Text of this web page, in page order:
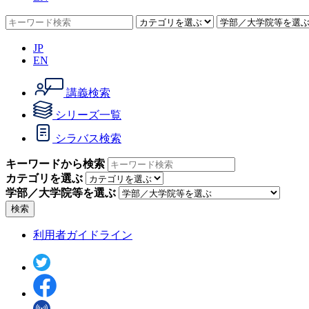
JP
EN
講義検索
シリーズ一覧
シラバス検索
キーワードから検索
カテゴリを選ぶ
学部／大学院等を選ぶ
検索
利用者ガイドライン